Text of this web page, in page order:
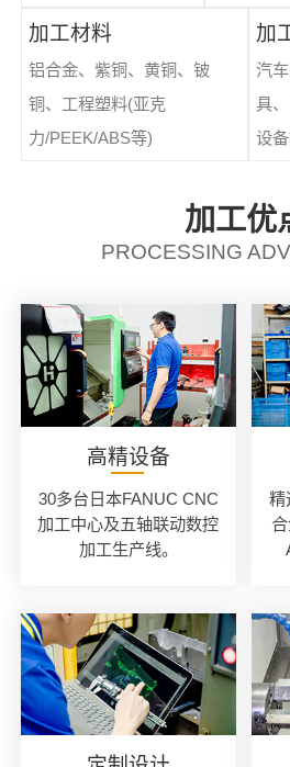
加工材料
铝合金、紫铜、黄铜、铍
铜、工程塑料(亚克
力/PEEK/ABS等)
加
汽
具
设
加工优
PROCESSING
高精设备
30多台日本FANUC CNC
加工中心及五轴联动数控
加工生产线。
精